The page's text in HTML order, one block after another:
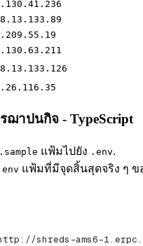
ฌาปนกิจ - TypeScript
แฟ้มไปยัง .env.
แฟ้มที่มีจุดสิ้นสุดจริง ๆ
shreds-ams6-